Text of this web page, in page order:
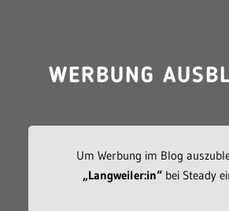
WERBUNG
Um Werbung im Blog
„Langweiler:in“bei Steady